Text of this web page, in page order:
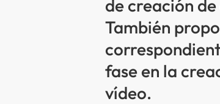
de creación
También
fase en la
vídeo.